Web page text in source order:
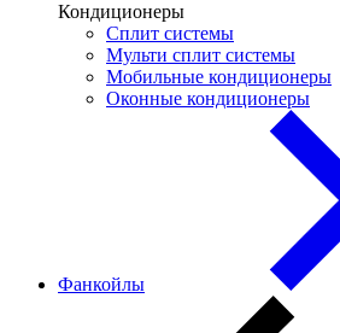
Кондиционеры
Сплит системы
Мульти сплит системы
Мобильные кондиционеры
Оконные кондиционеры
Фанкойлы